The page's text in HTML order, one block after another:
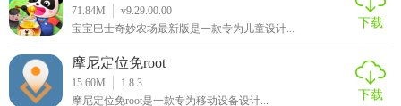
71.84M
v9.29.00.00
宝宝巴士奇妙农场最新版是一款专为儿童设计...
下载
摩尼定位免root
15.60M
1.8.3
摩尼定位免root是一款专为移动设备设计...
下载